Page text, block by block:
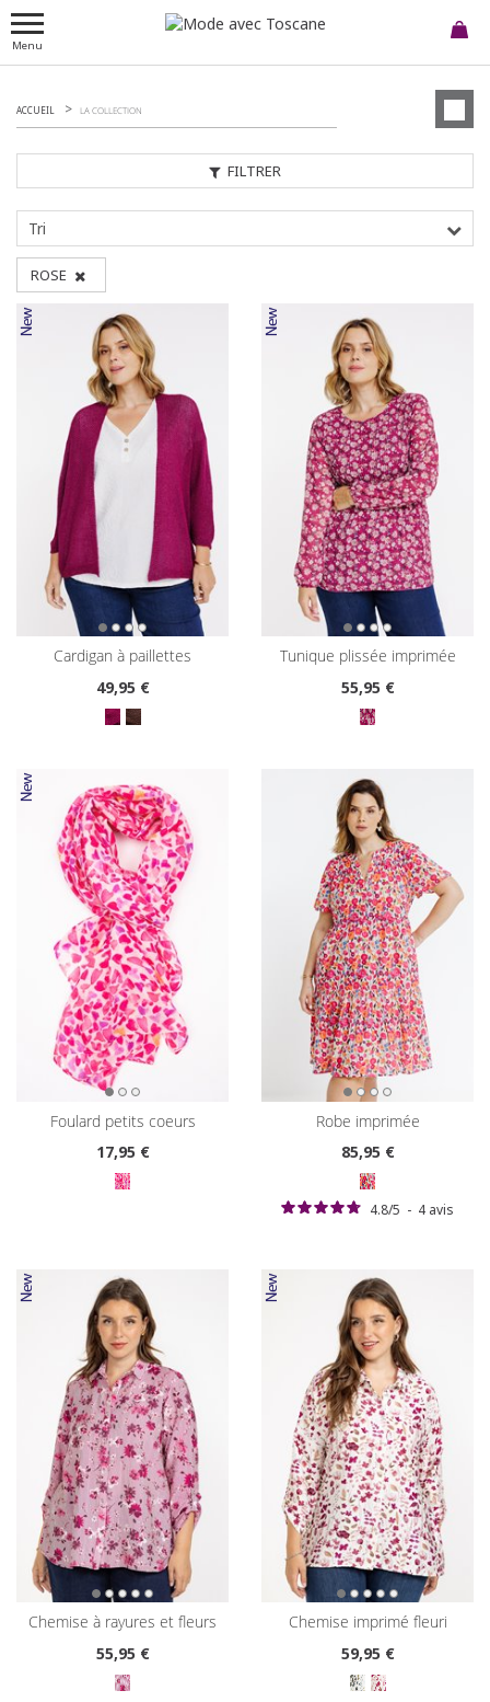
Menu
FILTRER
ACCUEIL LA COLLECTION
Tri
ROSE
cardigan à paillettes
49,95 €
tunique plissée imprimée
55,95 €
foulard petits coeurs
17,95 €
robe imprimée
85,95 €
4.8/5 - 4 avis
chemise à rayures et fleurs
55,95 €
chemise imprimé fleuri
59,95 €